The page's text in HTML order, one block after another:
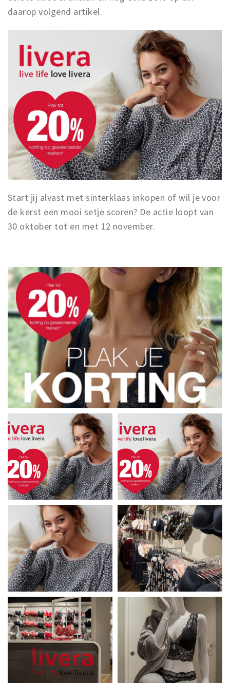
daarop volgend artikel.
Start jij alvast met sinterklaas inkopen of wil je voor
de kerst een mooi setje scoren? De actie loopt van
30 oktober tot en met 12 november.